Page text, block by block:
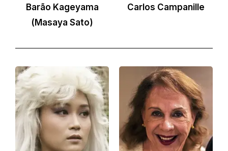
Barão Kageyama
(Masaya Sato)
Carlos Campanille